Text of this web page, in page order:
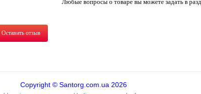
Оставить отзыв
Любые вопросы о товаре вы можете задать в
Copyright © Santorg.com.ua 2026